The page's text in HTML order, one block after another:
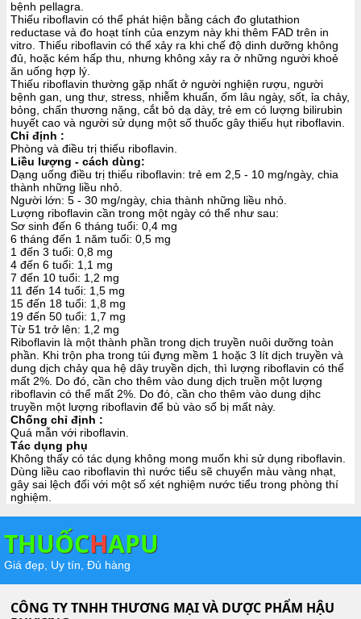
bệnh pellagra.
Thiếu riboflavin có thể phát hiện bằng cách đo glutathion
reductase và đo hoạt tính của enzym này khi thêm FAD trên in
vitro. Thiếu riboflavin có thể xảy ra khi chế độ dinh dưỡng không
đủ, hoặc kém hấp thu, nhưng không xảy ra ở những người khoẻ
ăn uống hợp lý.
Thiếu riboflavin thường gặp nhất ở người nghiện rượu, người
bệnh gan, ung thư, stress, nhiễm khuẩn, ốm lâu ngày, sốt, ỉa chảy,
bỏng, chấn thương nặng, cắt bỏ dạ dày, trẻ em có lượng bilirubin
huyết cao và người sử dụng một số thuốc gây thiếu hụt riboflavin.
Chỉ định :
Phòng và điều trị thiếu riboflavin.
Liều lượng - cách dùng:
Dạng uống điều trị thiếu riboflavin: trẻ em 2,5 - 10 mg/ngày, chia
thành những liều nhỏ.
Người lớn: 5 - 30 mg/ngày, chia thành những liều nhỏ.
Lượng riboflavin cần trong một ngày có thể như sau:
Sơ sinh đến 6 tháng tuổi: 0,4 mg
6 tháng đến 1 năm tuổi: 0,5 mg
1 đến 3 tuổi: 0,8 mg
4 đến 6 tuổi: 1,1 mg
7 đến 10 tuổi: 1,2 mg
11 đến 14 tuổi: 1,5 mg
15 đến 18 tuổi: 1,8 mg
19 đến 50 tuổi: 1,7 mg
Từ 51 trở lên: 1,2 mg
Riboflavin là một thành phần trong dịch truyền nuôi dưỡng toàn
phần. Khi trộn pha trong túi đựng mềm 1 hoặc 3 lít dịch truyền và
dung dịch chảy qua hệ dây truyền dịch, thì lượng riboflavin có thể
mất 2%. Do đó, cần cho thêm vào dung dịch truền một lượng
riboflavin có thể mất 2%. Do đó, cần cho thêm vào dung dịhc
truyền một lượng riboflavin để bù vào số bị mất này.
Chống chỉ định :
Quá mẫn với riboflavin.
Tác dụng phụ
Không thấy có tác dụng không mong muốn khi sử dụng riboflavin.
Dùng liều cao riboflavin thì nước tiểu sẽ chuyển màu vàng nhạt,
gây sai lệch đối với một số xét nghiệm nước tiểu trong phòng thí
nghiệm.
THUỐCHAPU
Giá đẹp, Uy tín, Đủ hàng
CÔNG TY TNHH THƯƠNG MẠI VÀ DƯỢC PHẨM HẬU